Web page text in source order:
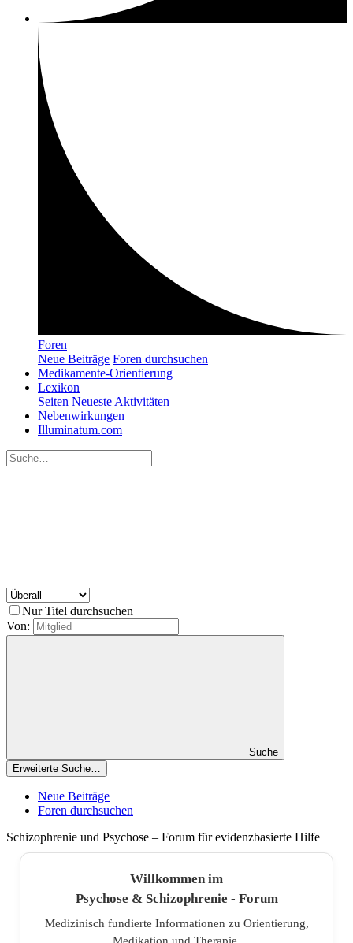
Foren
Neue Beiträge Foren durchsuchen
Medikamente-Orientierung
Lexikon
Seiten Neueste Aktivitäten
Nebenwirkungen
Illuminatum.com
Nur Titel durchsuchen
Von:
Suche
Erweiterte Suche…
Neue Beiträge
Foren durchsuchen
Schizophrenie und Psychose – Forum für evidenzbasierte Hilfe
Willkommen im
Psychose & Schizophrenie - Forum
Medizinisch fundierte Informationen zu Orientierung,
Medikation und Therapie.